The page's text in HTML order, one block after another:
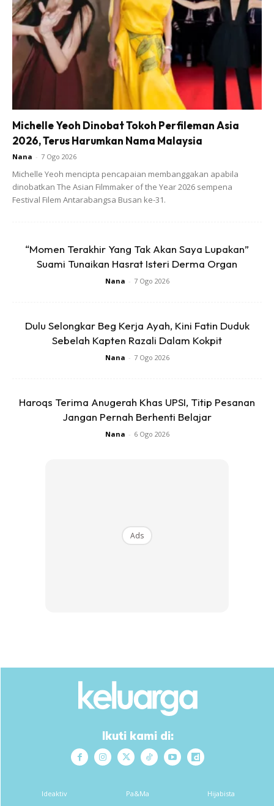
menanti hampir 12 jam kerana terpaksa bertukar hospital.
Namun tidak dapat dipastikan keadaan dirinya sehingga
terpaksa bertukar-tukar hospital.
menantikan detik bersalin.
“Daripada petang semalam 6pm semalam sampai
Michelle Yeoh Dinobat Tokoh Perfileman Asia
2026, Terus Harumkan Nama Malaysia
Nana - 7 Ogo 2026
Michelle Yeoh mencipta pencapaian membanggakan apabila
dinobatkan The Asian Filmmaker of the Year 2026 sempena
Festival Filem Antarabangsa Busan ke-31.
“Momen Terakhir Yang Tak Akan Saya Lupakan”
Suami Tunaikan Hasrat Isteri Derma Organ
Nana - 7 Ogo 2026
Dulu Selongkar Beg Kerja Ayah, Kini Fatin Duduk
Sebelah Kapten Razali Dalam Kokpit
Nana - 7 Ogo 2026
Haroqs Terima Anugerah Khas UPSI, Titip Pesanan
Jangan Pernah Berhenti Belajar
Nana - 6 Ogo 2026
Ads
Ikuti kami di:
Ideaktiv Pa&Ma Hijabista